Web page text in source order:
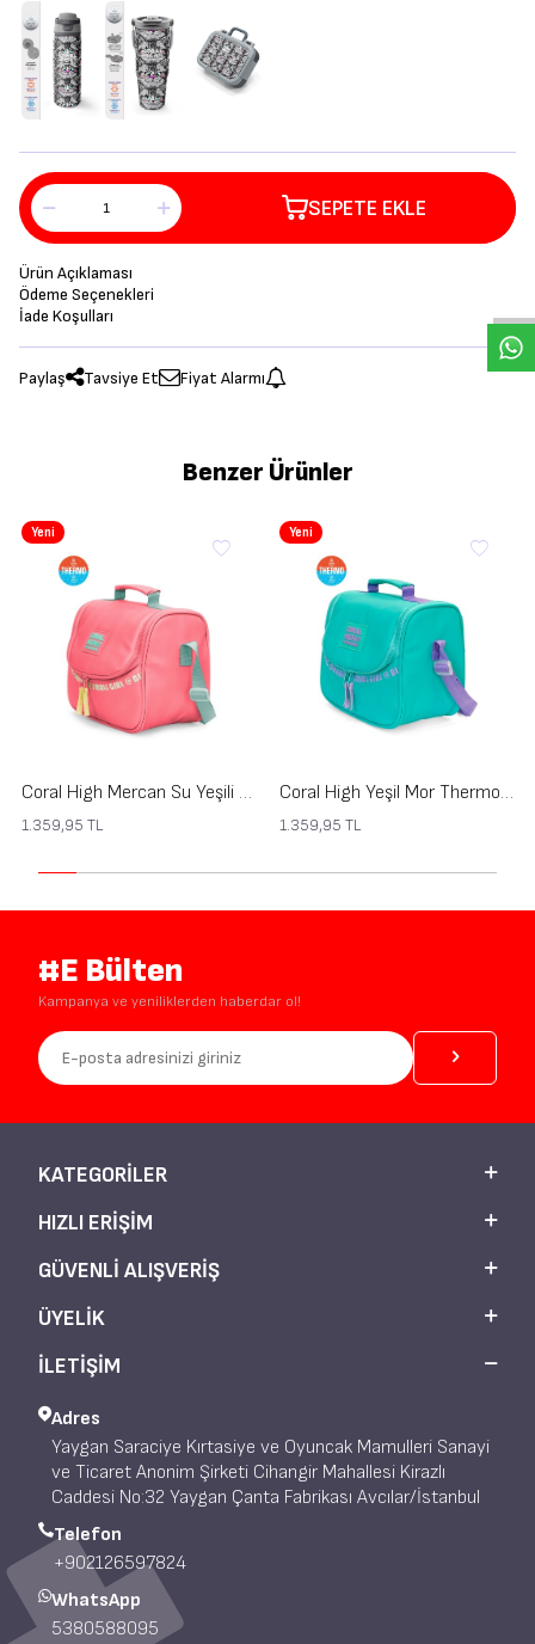
SEPETE EKLE
Ürün Açıklaması
Ödeme Seçenekleri
İade Koşulları
Paylaş Tavsiye Et Fiyat Alarmı
Benzer Ürünler
Yeni
Coral High Mercan Su Yeşili Thermo Beslenme Çantası 27403
1.359,95 TL
Yeni
Coral High Yeşil Mor Thermo Beslenme Çantası 27402
1.359,95 TL
#E Bülten
Kampanya ve yeniliklerden haberdar ol!
KATEGORILER
HIZLI ERIŞIM
GÜVENLI ALIŞVERIŞ
ÜYELIK
İLETİŞİM
Adres
Yaygan Saraciye Kırtasiye ve Oyuncak Mamulleri Sanayi
ve Ticaret Anonim Şirketi Cihangir Mahallesi Kirazlı
Caddesi No:32 Yaygan Çanta Fabrikası Avcılar/İstanbul
Telefon
+902126597824
WhatsApp
5380588095